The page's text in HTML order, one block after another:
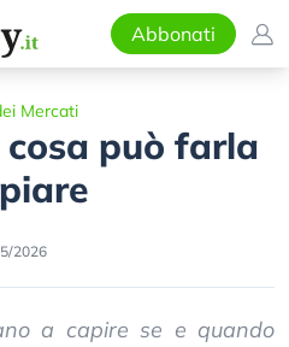
Abbonati
Mercati
cosa può farla
2026
a capire se e quando